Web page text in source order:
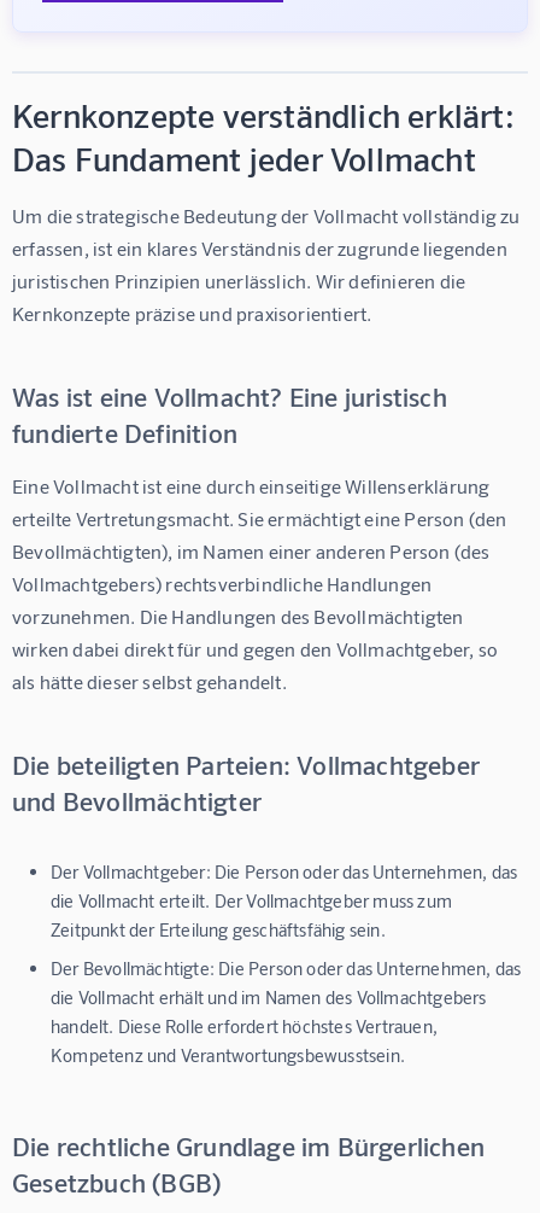
Kernkonzepte verständlich erklärt:
Das Fundament jeder Vollmacht
Um die strategische Bedeutung der Vollmacht vollständig zu
erfassen, ist ein klares Verständnis der zugrunde liegenden
juristischen Prinzipien unerlässlich. Wir definieren die
Kernkonzepte präzise und praxisorientiert.
Was ist eine Vollmacht? Eine juristisch
fundierte Definition
Eine Vollmacht ist eine durch einseitige Willenserklärung
erteilte Vertretungsmacht. Sie ermächtigt eine Person (den
Bevollmächtigten), im Namen einer anderen Person (des
Vollmachtgebers) rechtsverbindliche Handlungen
vorzunehmen. Die Handlungen des Bevollmächtigten
wirken dabei direkt für und gegen den Vollmachtgeber, so
als hätte dieser selbst gehandelt.
Die beteiligten Parteien: Vollmachtgeber
und Bevollmächtigter
Der Vollmachtgeber: Die Person oder das Unternehmen, das
die Vollmacht erteilt. Der Vollmachtgeber muss zum
Zeitpunkt der Erteilung geschäftsfähig sein.
Der Bevollmächtigte: Die Person oder das Unternehmen, das
die Vollmacht erhält und im Namen des Vollmachtgebers
handelt. Diese Rolle erfordert höchstes Vertrauen,
Kompetenz und Verantwortungsbewusstsein.
Die rechtliche Grundlage im Bürgerlichen
Gesetzbuch (BGB)